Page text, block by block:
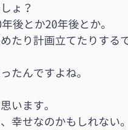
ょ？
後とか20年後とか。
たり計画立てたりする
たんですよね。
います。
幸せなのかもしれない。